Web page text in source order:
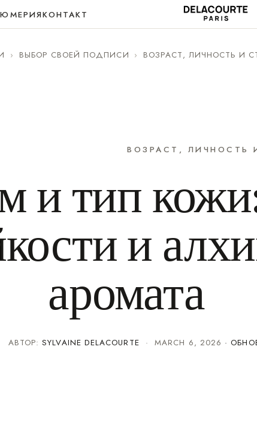
КОНТАКТ
› ВЫБОР СВОЕЙ ПОДПИСИ › ВОЗРАСТ, ЛИЧНОСТЬ И
ВОЗРАСТ, ЛИЧНОСТЬ
и тип
и
аромата
АВТОР:SYLVAINE DELACOURTE ·MARCH 6, 2026 ·